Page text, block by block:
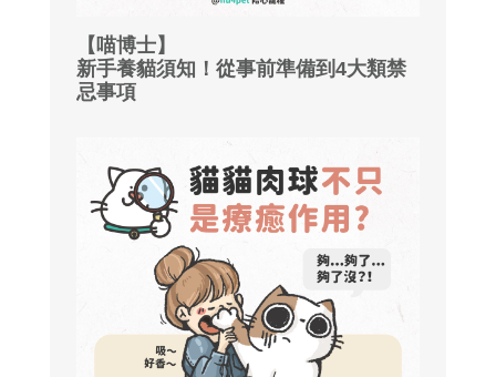
【喵博士】
新手養貓須知！從事前準備到4大類禁
忌事項